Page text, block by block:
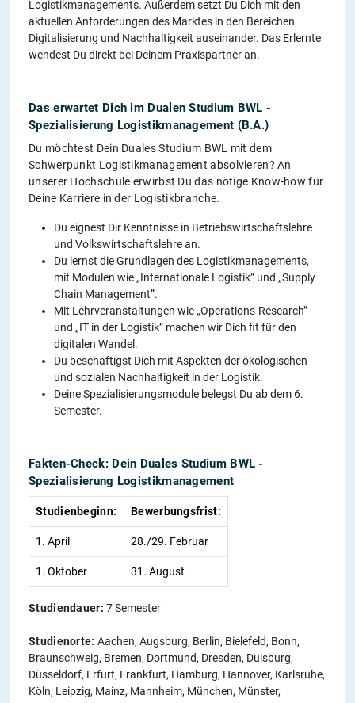
Logistikmanagements. Außerdem setzt Du Dich mit den
aktuellen Anforderungen des Marktes in den Bereichen
Digitalisierung und Nachhaltigkeit auseinander. Das Erlernte
wendest Du direkt bei Deinem Praxispartner an.
Das erwartet Dich im Dualen Studium BWL -
Spezialisierung Logistikmanagement (B.A.)
Du möchtest Dein Duales Studium BWL mit dem
Schwerpunkt Logistikmanagement absolvieren? An
unserer Hochschule erwirbst Du das nötige Know-how für
Deine Karriere in der Logistikbranche.
Du eignest Dir Kenntnisse in Betriebswirtschaftslehre
und Volkswirtschaftslehre an.
Du lernst die Grundlagen des Logistikmanagements,
mit Modulen wie „Internationale Logistik” und „Supply
Chain Management”.
Mit Lehrveranstaltungen wie „Operations-Research”
und „IT in der Logistik” machen wir Dich fit für den
digitalen Wandel.
Du beschäftigst Dich mit Aspekten der ökologischen
und sozialen Nachhaltigkeit in der Logistik.
Deine Spezialisierungsmodule belegst Du ab dem 6.
Semester.
Fakten-Check: Dein Duales Studium BWL -
Spezialisierung Logistikmanagement
Studienbeginn: Bewerbungsfrist:
1. April 28./29. Februar
1. Oktober 31. August
Studiendauer: 7 Semester
Studienorte: Aachen, Augsburg, Berlin, Bielefeld, Bonn,
Braunschweig, Bremen, Dortmund, Dresden, Duisburg,
Düsseldorf, Erfurt, Frankfurt, Hamburg, Hannover, Karlsruhe,
Köln, Leipzig, Mainz, Mannheim, München, Münster,